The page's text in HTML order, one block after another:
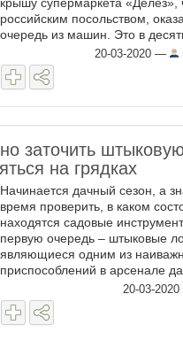
российским посольством,
очередь из машин. Это в
пятницы! На паркинге долго
освободившееся место, ...
20-03-2020 —
заточить
на грядках
Начинается дачный сезон, а
время проверить, в каком
находятся садовые
первую очередь – штыковые
являющиеся одним из
приспособлений в арсенале
Перед тем, как начать их вновь
использовать, было бы не
проверить ...
20-03-2020